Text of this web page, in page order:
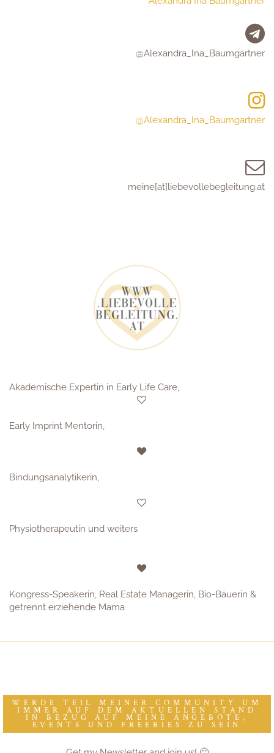
@Alexandra_Ina_Baumgartner
@Alexandra_Ina_Baumgartner
meine[at]liebevollebegleitung.at
Akademische Expertin in Early Life Care,
Early Imprint Mentorin,
Bindungsanalytikerin,
Physiotherapeutin und weiters
Kongress-Speakerin, Real Estate Managerin, Bio-Bäuerin &
getrennt erziehende Mama
WERDE TEIL MEINER COMMUNITY UM
IMMER AUF DEM AKTUELLEN STAND
IN BEZUG AUF MEINE ANGEBOTE,
EVENTS UND FREEBIES ZU SEIN